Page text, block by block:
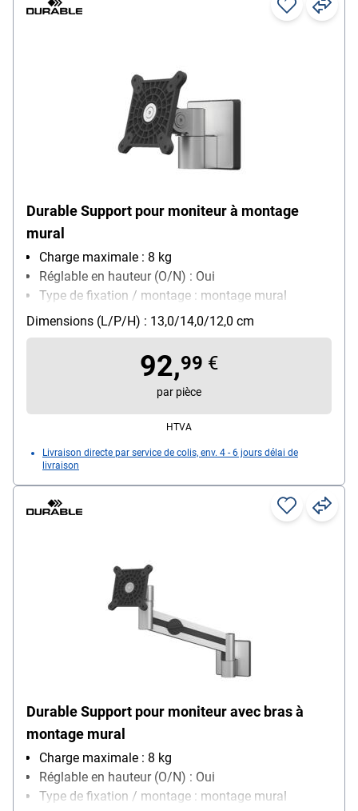
Durable Support pour moniteur à montage
mural
Charge maximale : 8 kg
Réglable en hauteur (O/N) : Oui
Type de fixation / montage : montage mural
Dimensions (L/P/H) : 13,0/14,0/12,0 cm
92,99 €
par pièce
HTVA
Livraison directe par service de colis, env. 4 - 6 jours délai de
livraison
Durable Support pour moniteur avec bras à
montage mural
Charge maximale : 8 kg
Réglable en hauteur (O/N) : Oui
Type de fixation / montage : montage mural